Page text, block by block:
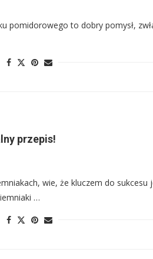
pomidorowego to dobry pomysł,
przepis!
wie, że kluczem do sukcesu
…